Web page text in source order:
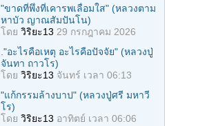
"ขาดที่พึ่งที่เคารพเลื่อมใส" (หลวงตาม
หาบัว ญาณสัมปันโน)
โดย วิริยะ13 29 กรกฎาคม 2026
."อะไรคือเหตุ อะไรคือปัจจัย" (หลวงปู่
จันทา ถาวโร)
โดย วิริยะ13 จันทร์ เวลา 06:13
"แก้กรรมล้างบาป" (หลวงปู่ศรี มหาวี
โร)
โดย วิริยะ13 อาทิตย์ เวลา 06:06